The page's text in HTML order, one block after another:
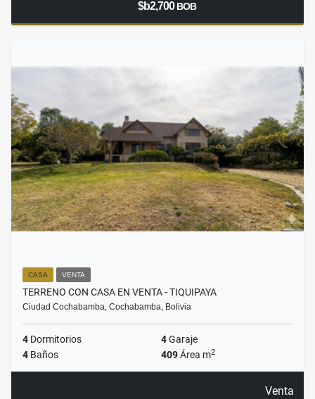
$b2,700BOB
CASA VENTA
TERRENO CON CASA EN VENTA - TIQUIPAYA
Ciudad Cochabamba, Cochabamba, Bolivia
4 Dormitorios 4Garaje
4 Baños 409Área m2
Venta